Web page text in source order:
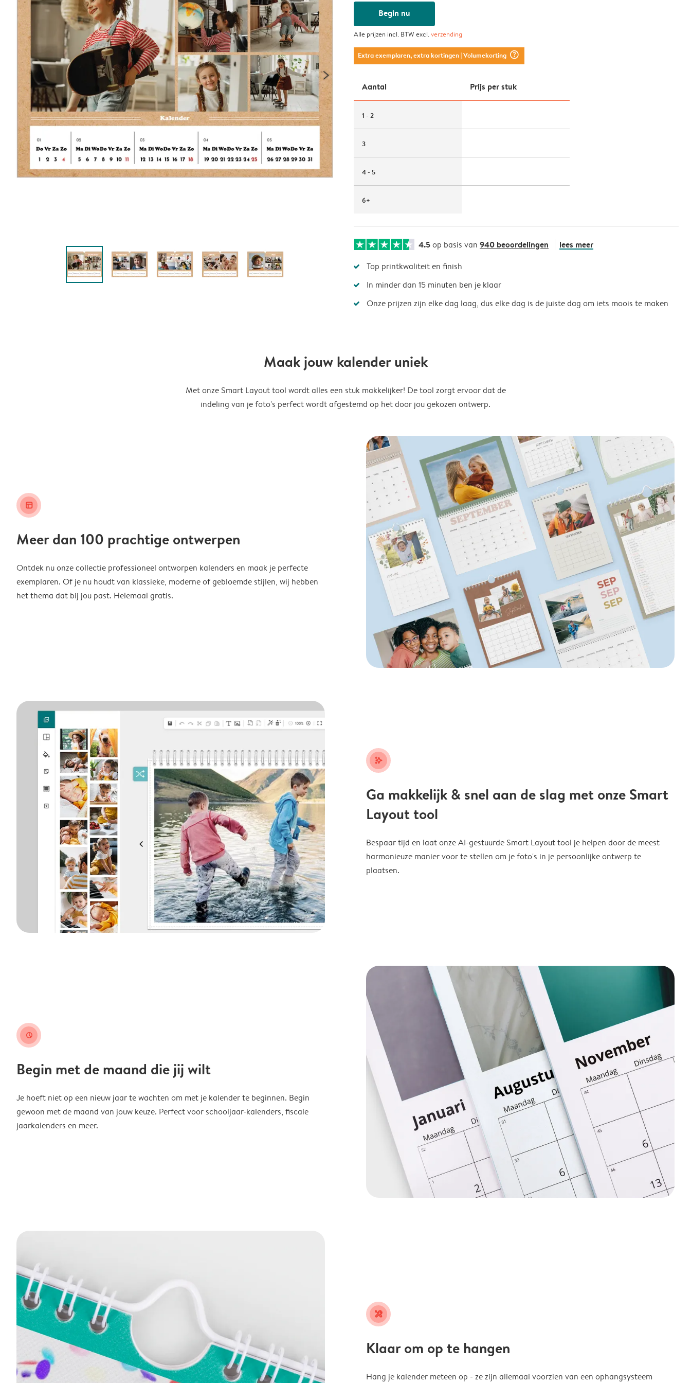
Begin nu
Alle prijzen incl. BTW excl.verzending
Extra exemplaren, extra kortingen| Volumekorting question_mark_circle
Aantal Prijs per stuk
1 - 2
3
4 - 5
6+
4.5op basis van 940 beoordelingen lees meer
Top printkwaliteit en finish
In minder dan 15 minuten ben je klaar
Onze prijzen zijn elke dag laag, dus elke dag is de juiste dag om iets moois te maken
Maak jouw kalender uniek
Met onze Smart Layout tool wordt alles een stuk makkelijker! De tool zorgt ervoor dat de
indeling van je foto's perfect wordt afgestemd op het door jou gekozen ontwerp.
layout_alt
Meer dan 100 prachtige ontwerpen
Ontdek nu onze collectie professioneel ontworpen kalenders en maak je perfecte
exemplaren. Of je nu houdt van klassieke, moderne of gebloemde stijlen, wij hebben
het thema dat bij jou past. Helemaal gratis.
stars_plus
Ga makkelijk & snel aan de slag met onze Smart
Layout tool
Bespaar tijd en laat onze AI-gestuurde Smart Layout tool je helpen door de meest
harmonieuze manier voor te stellen om je foto's in je persoonlijke ontwerp te
plaatsen.
clock
Begin met de maand die jij wilt
Je hoeft niet op een nieuw jaar te wachten om met je kalender te beginnen. Begin
gewoon met de maand van jouw keuze. Perfect voor schooljaar-kalenders, fiscale
jaarkalenders en meer.
tools
Klaar om op te hangen
Hang je kalender meteen op - ze zijn allemaal voorzien van een ophangsysteem